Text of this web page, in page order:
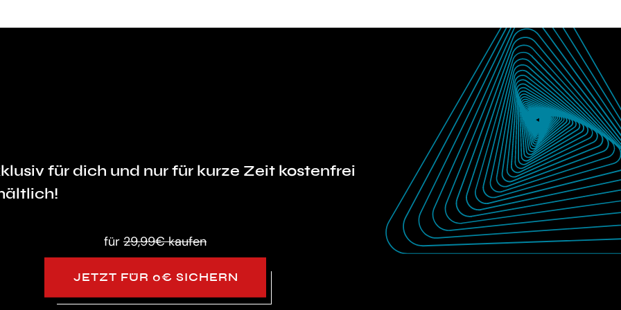
für dich und nur für kurze Zeit kostenfrei
für 29,99€ kaufen
JETZT FÜR 0€ SICHERN